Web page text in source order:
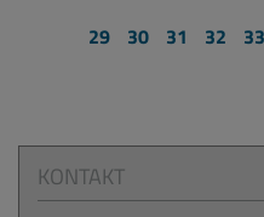
29
30 31 32 33
KONTAKT